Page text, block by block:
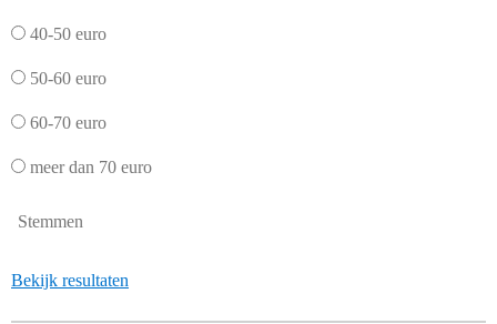
40-50 euro
50-60 euro
60-70 euro
meer dan 70 euro
Stemmen
Bekijk resultaten